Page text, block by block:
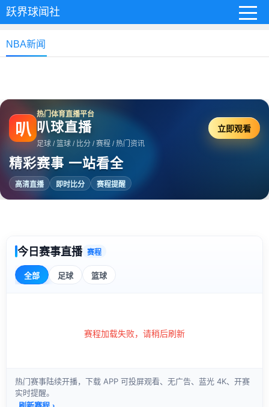
跃界球闻社
NBA新闻
叭
热门体育直播平台
叭球直播
足球 / 篮球 / 比分 / 赛程 / 热门资讯
精彩赛事 一站看全
高清直播 即时比分 赛程提醒
立即观看